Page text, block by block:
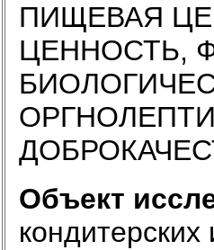
ПИЩЕВАЯ
ЦЕННОСТЬ,
Объект
кондитерских